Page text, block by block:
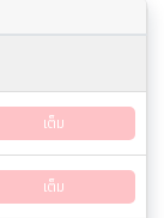
เต็ม
เต็ม